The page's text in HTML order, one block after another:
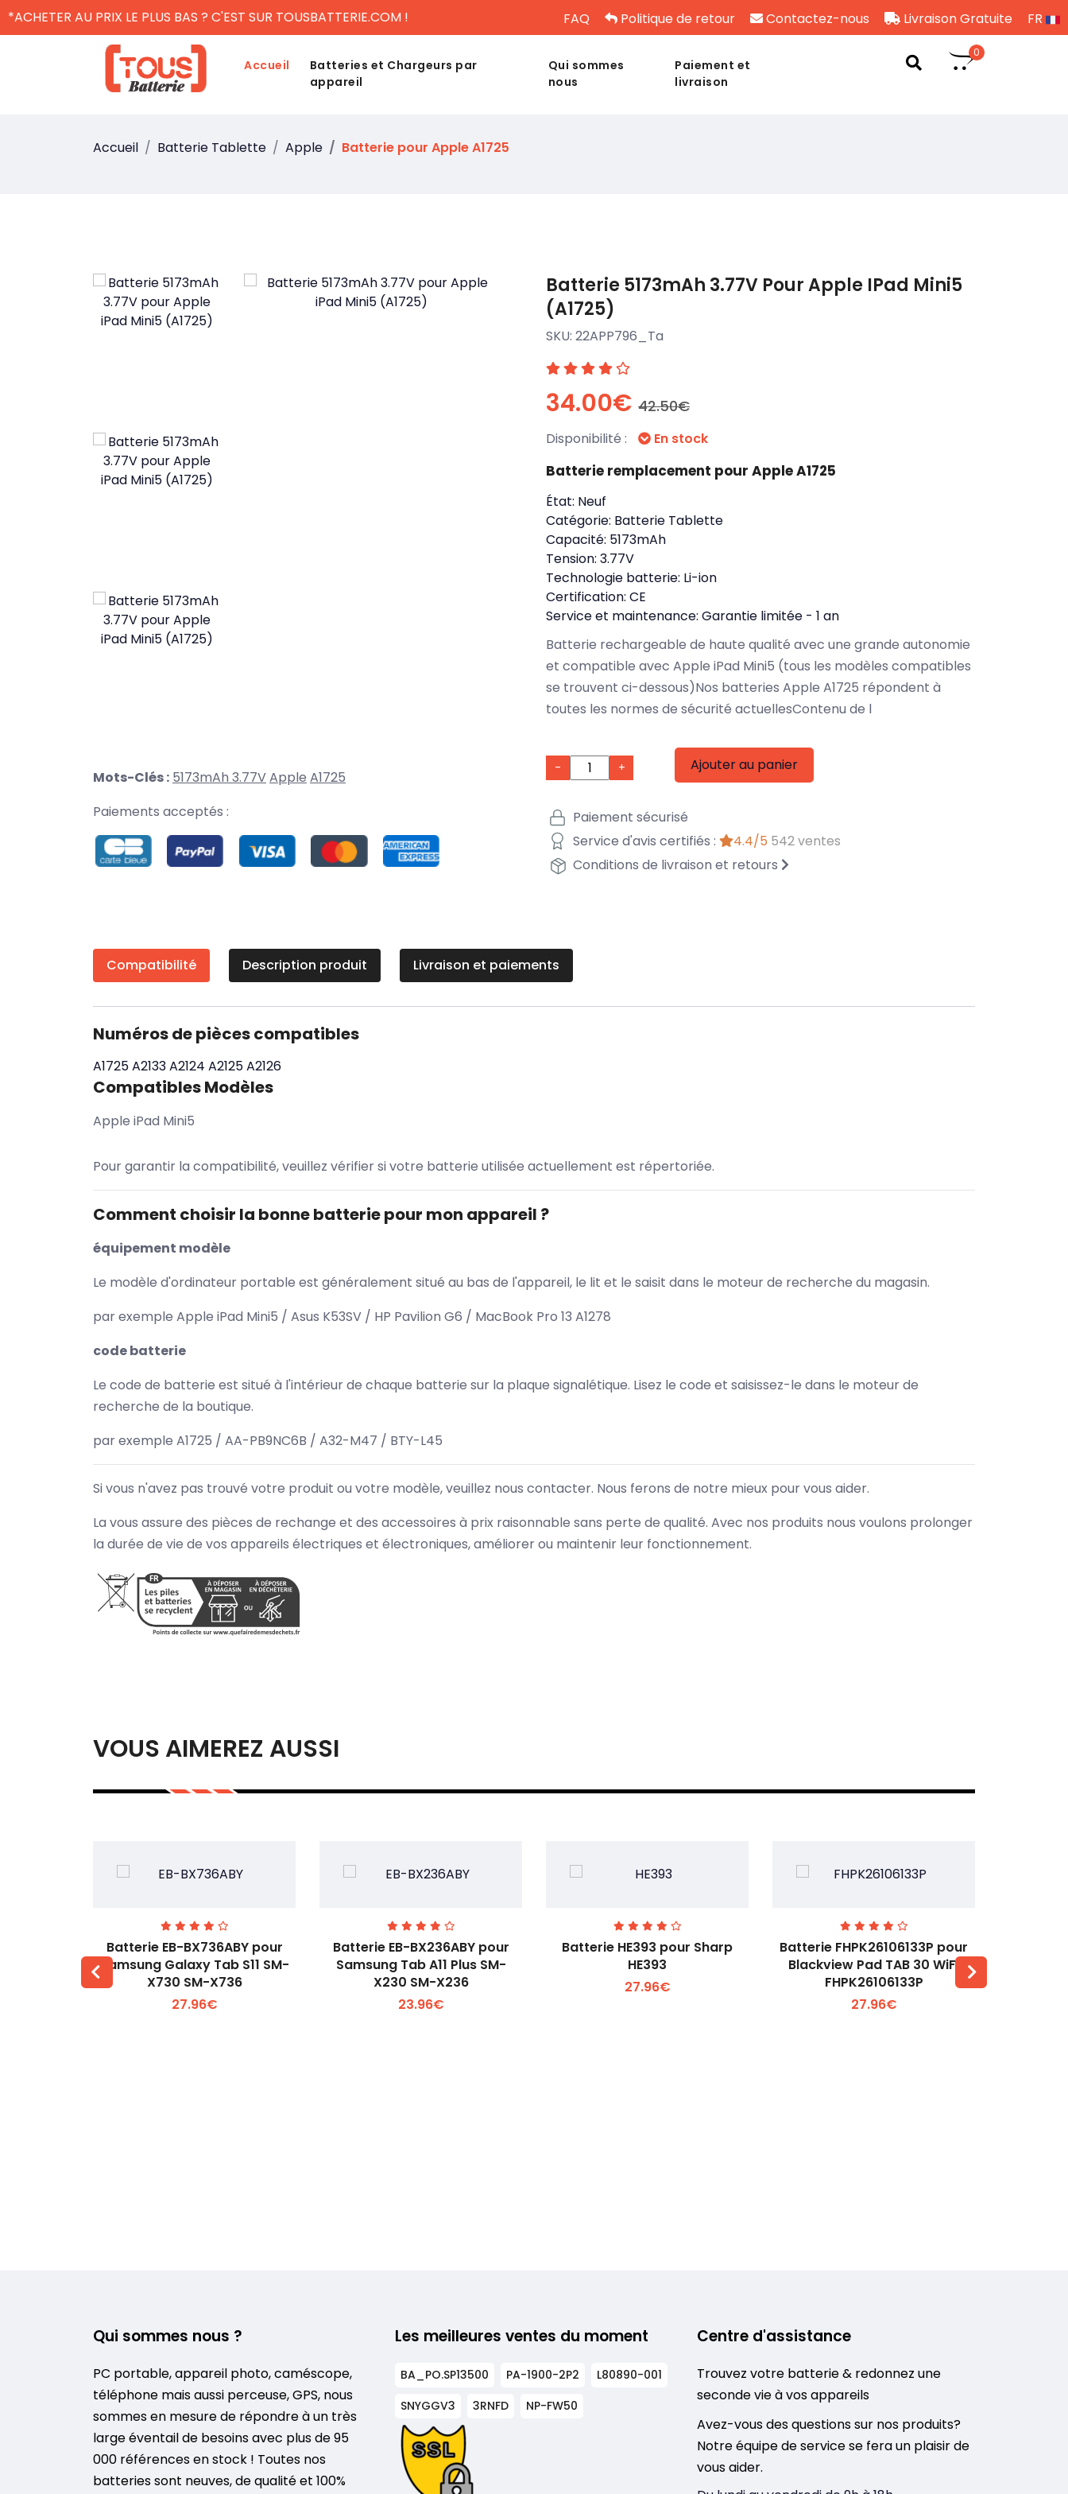
*ACHETER AU PRIX LE PLUS BAS ? C'EST SUR TOUSBATTERIE.COM ! FAQ Politique de retour Contactez-nous Livraison Gratuite FR
Accueil
Batteries et Chargeurs par
appareil
Qui sommes
nous
Paiement et
livraison
0
Accueil Batterie Tablette Apple Batterie pour Apple A1725
Mots-Clés : 5173mAh 3.77VApple A1725
Paiements acceptés :
Batterie 5173mAh 3.77V Pour Apple IPad Mini5
(A1725)
SKU: 22APP796_Ta
34.00€ 42.50€
Disponibilité : En stock
Batterie remplacement pour Apple A1725
État: Neuf
Catégorie: Batterie Tablette
Capacité: 5173mAh
Tension: 3.77V
Technologie batterie: Li-ion
Certification: CE
Service et maintenance: Garantie limitée - 1 an
Batterie rechargeable de haute qualité avec une grande autonomie
et compatible avec Apple iPad Mini5 (tous les modèles compatibles
se trouvent ci-dessous)Nos batteries Apple A1725 répondent à
toutes les normes de sécurité actuellesContenu de l
- + Ajouter au panier
Paiement sécurisé
Service d'avis certifiés :
4.4/5 542 ventes
Conditions de livraison et retours
Compatibilité Description produit Livraison et paiements
Numéros de pièces compatibles
A1725A2133A2124 A2125A2126
Compatibles Modèles
Apple iPad Mini5
Pour garantir la compatibilité, veuillez vérifier si votre batterie utilisée actuellement est répertoriée.
Comment choisir la bonne batterie pour mon appareil ?
équipement modèle
Le modèle d'ordinateur portable est généralement situé au bas de l'appareil, le lit et le saisit dans le moteur de recherche du magasin.
par exemple Apple iPad Mini5 / Asus K53SV / HP Pavilion G6 / MacBook Pro 13 A1278
code batterie
Le code de batterie est situé à l'intérieur de chaque batterie sur la plaque signalétique. Lisez le code et saisissez-le dans le moteur de
recherche de la boutique.
par exemple A1725 / AA-PB9NC6B / A32-M47 / BTY-L45
Si vous n'avez pas trouvé votre produit ou votre modèle, veuillez nous contacter. Nous ferons de notre mieux pour vous aider.
La vous assure des pièces de rechange et des accessoires à prix raisonnable sans perte de qualité. Avec nos produits nous voulons prolonger
la durée de vie de vos appareils électriques et électroniques, améliorer ou maintenir leur fonctionnement.
VOUS AIMEREZ AUSSI
Voir plus +
Batterie EB-BX736ABY pour
Samsung Galaxy Tab S11 SM-
X730 SM-X736
27.96€
Voir plus +
Batterie EB-BX236ABY pour
Samsung Tab A11 Plus SM-
X230 SM-X236
23.96€
Voir plus +
Batterie HE393 pour Sharp
HE393
27.96€
Voir plus +
Batterie FHPK26106133P pour
Blackview Pad TAB 30 WiFi
FHPK26106133P
27.96€
Qui sommes nous ?
PC portable, appareil photo, caméscope,
téléphone mais aussi perceuse, GPS, nous
sommes en mesure de répondre à un très
large éventail de besoins avec plus de 95
000 références en stock ! Toutes nos
batteries sont neuves, de qualité et 100%
Les meilleures ventes du moment
BA_PO.SP13500 PA-1900-2P2
L80890-001
SNYGGV3
3RNFD NP-FW50
Centre d'assistance
Trouvez votre batterie & redonnez une
seconde vie à vos appareils
Avez-vous des questions sur nos produits?
Notre équipe de service se fera un plaisir de
vous aider.